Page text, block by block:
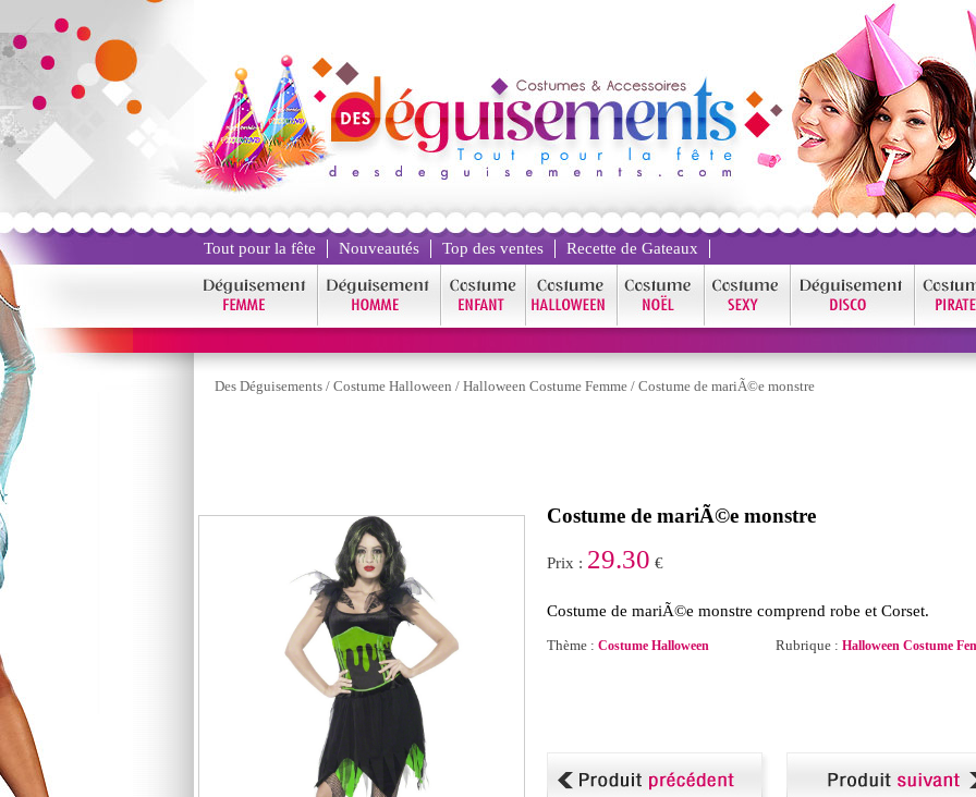
Tout pour la fête Nouveautés Top des ventes Recette de Gateaux
Des Déguisements / Costume Halloween / Halloween Costume Femme / Costume de mariÃ©e monstre
Costume de mariÃ©e monstre
Prix : 29.30 €
Costume de mariÃ©e monstre comprend robe et Corset.
Thème : Costume Halloween Rubrique : Halloween Costume